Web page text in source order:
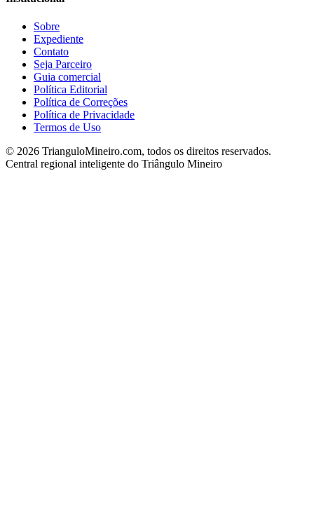
Sobre
Expediente
Contato
Seja Parceiro
Guia comercial
Política Editorial
Política de Correções
Política de Privacidade
Termos de Uso
© 2026 TrianguloMineiro.com, todos os direitos reservados.
Central regional inteligente do Triângulo Mineiro